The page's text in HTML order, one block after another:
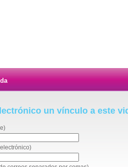
un vínculo a este